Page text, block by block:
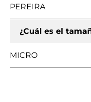
PEREIRA
¿Cuál es el
MICRO